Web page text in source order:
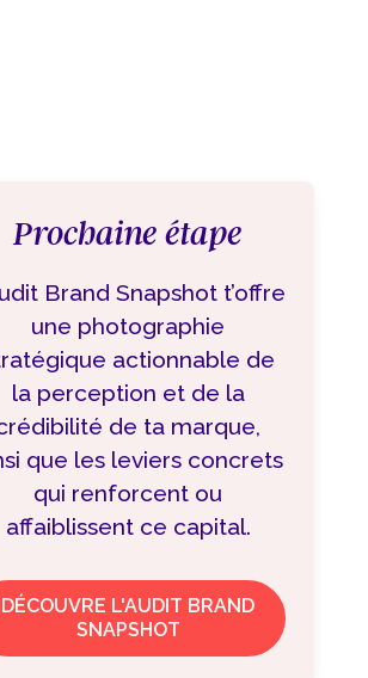
Prochaine étape
Brand Snapshot t’offre
une photographie
actionnable de
la perception et de la
de ta marque,
que les leviers concrets
qui renforcent ou
affaiblissent ce capital.
DÉCOUVRE L'AUDIT BRAND
SNAPSHOT